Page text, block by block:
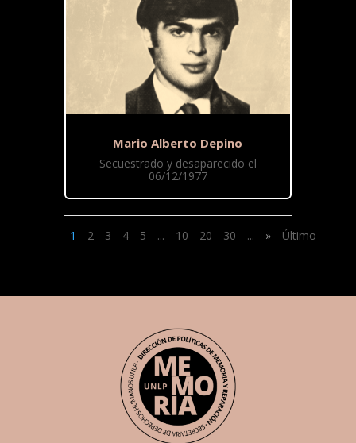
Mario Alberto Depino
Secuestrado y desaparecido el
06/12/1977
1 2 3 4 5 ... 10 20 30 ... » Último